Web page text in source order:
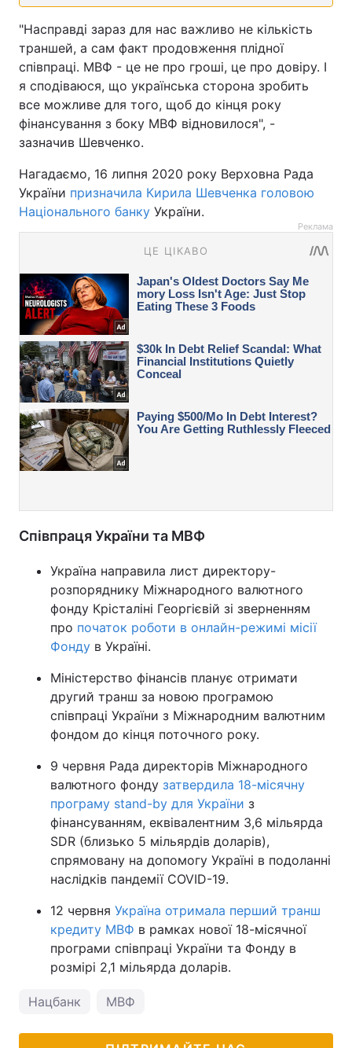
"Насправді зараз для нас важливо не кількість
траншей, а сам факт продовження плідної
співпраці. МВФ - це не про гроші, це про довіру. І
я сподіваюся, що українська сторона зробить
все можливе для того, щоб до кінця року
фінансування з боку МВФ відновилося", -
зазначив Шевченко.
Нагадаємо, 16 липня 2020 року Верховна Рада
України призначила Кирила Шевченка головою
Національного банку України.
Реклама
Співпраця України та МВФ
Україна направила лист директору-
розпоряднику Міжнародного валютного
фонду Крісталіні Георгієвій зі зверненням
про початок роботи в онлайн-режимі місії
Фонду в Україні.
Міністерство фінансів планує отримати
другий транш за новою програмою
співпраці України з Міжнародним валютним
фондом до кінця поточного року.
9 червня Рада директорів Міжнародного
валютного фонду затвердила 18-місячну
програму stand-by для України з
фінансуванням, еквівалентним 3,6 мільярда
SDR (близько 5 мільярдів доларів),
спрямовану на допомогу Україні в подоланні
наслідків пандемії COVID-19.
12 червня Україна отримала перший транш
кредиту МВФ в рамках нової 18-місячної
програми співпраці України та Фонду в
розмірі 2,1 мільярда доларів.
Нацбанк МВФ